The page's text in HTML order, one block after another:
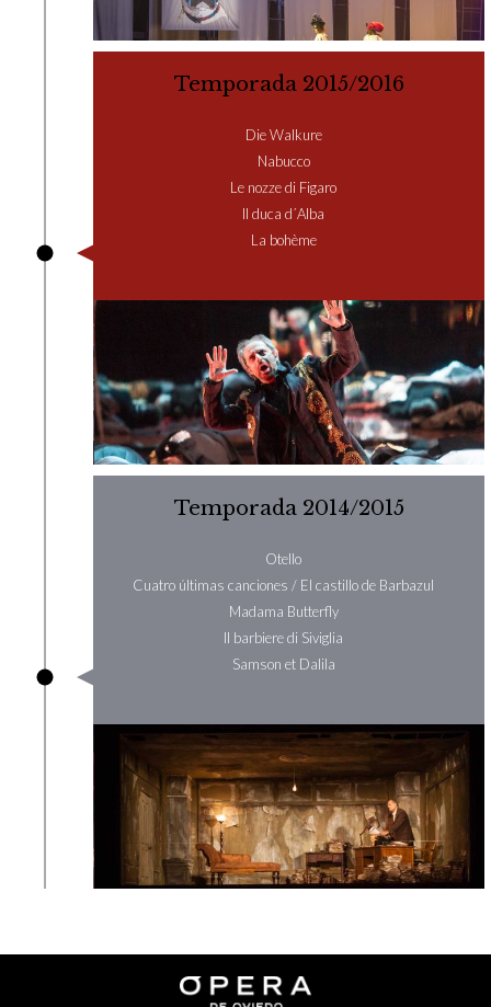
Temporada 2015/2016
Die Walkure
Nabucco
Le nozze di Figaro
Il duca d´Alba
La bohème
Temporada 2014/2015
Otello
Cuatro últimas canciones / El castillo de Barbazul
Madama Butterfly
Il barbiere di Siviglia
Samson et Dalila